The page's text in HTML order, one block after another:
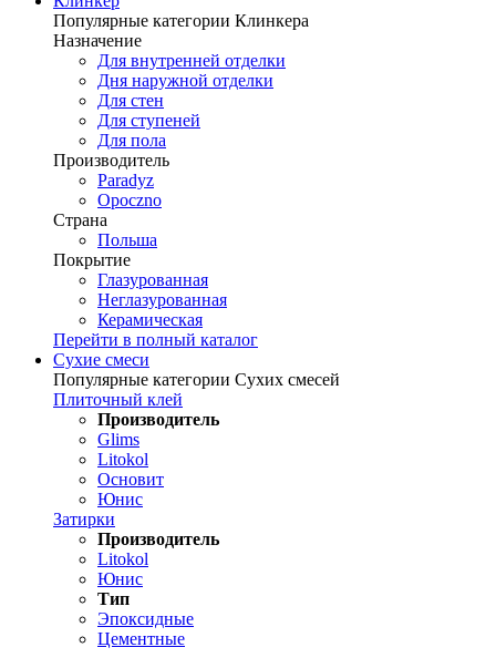
Популярные категории Клинкера
Назначение
Для внутренней отделки
Дня наружной отделки
Для стен
Для ступеней
Для пола
Производитель
Paradyz
Opoczno
Страна
Польша
Покрытие
Глазурованная
Неглазурованная
Керамическая
Перейти в полный каталог
Сухие смеси
Популярные категории Сухих смесей
Плиточный клей
Производитель
Glims
Litokol
Основит
Юнис
Затирки
Производитель
Litokol
Юнис
Тип
Эпоксидные
Цементные